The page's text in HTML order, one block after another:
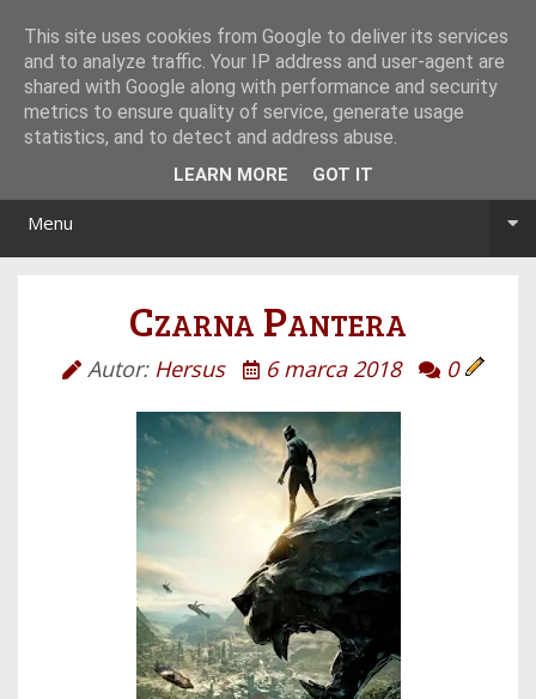
Menu
Czarna Pantera
Autor: Hersus 6 marca 2018 0
This site uses cookies from Google to deliver its services
and to analyze traffic. Your IP address and user-agent are
shared with Google along with performance and security
metrics to ensure quality of service, generate usage
statistics, and to detect and address abuse.
LEARN MORE GOT IT